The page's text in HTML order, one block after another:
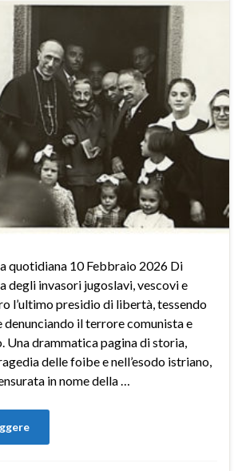
quotidiana 10 Febbraio 2026 Di
degli invasori jugoslavi, vescovi e
l’ultimo presidio di libertà, tessendo
denunciando il terrore comunista e
Una drammatica pagina di storia,
delle foibe e nell’esodo istriano,
in nome della …